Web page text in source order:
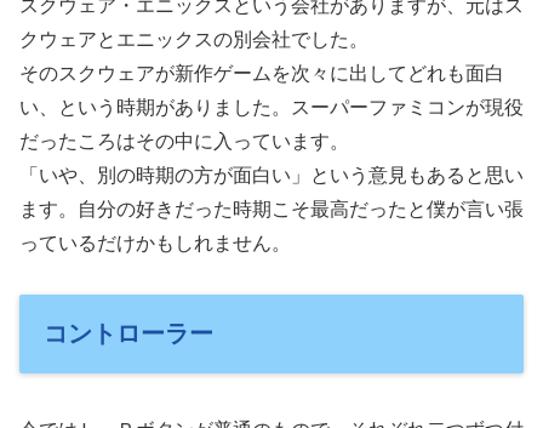
スクウェア・エニックスという会社がありますが、元はス
クウェアとエニックスの別会社でした。
そのスクウェアが新作ゲームを次々に出してどれも面白
い、という時期がありました。スーパーファミコンが現役
だったころはその中に入っています。
「いや、別の時期の方が面白い」という意見もあると思い
ます。自分の好きだった時期こそ最高だったと僕が言い張
っているだけかもしれません。
コントローラー